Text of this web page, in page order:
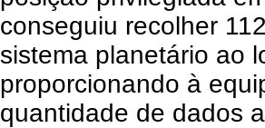
conseguiu recolher
sistema planetário ao
proporcionando à
quantidade de dados